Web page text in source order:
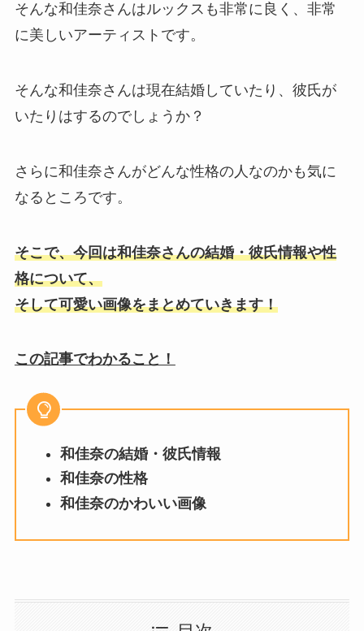
そんな和佳奈さんはルックスも非常に良く、非常
に美しいアーティストです。
そんな和佳奈さんは現在結婚していたり、彼氏が
いたりはするのでしょうか？
さらに和佳奈さんがどんな性格の人なのかも気に
なるところです。
そこで、今回は和佳奈さんの結婚・彼氏情報や性
格について、
そして可愛い画像をまとめていきます！
この記事でわかること！
和佳奈の結婚・彼氏情報
和佳奈の性格
和佳奈のかわいい画像